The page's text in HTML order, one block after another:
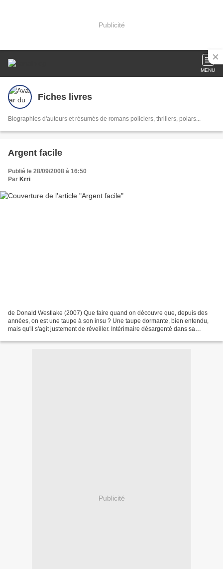
Publicité
MENU
Fiches livres
Biographies d'auteurs et résumés de romans policiers, thrillers, polars...
Argent facile
Publié le 28/09/2008 à 16:50
Par Krri
de Donald Westlake (2007) Que faire quand on découvre que, depuis des
années, on est une taupe à son insu ? Une taupe dormante, bien entendu,
mais qu'il s'agit justement de réveiller. Intérimaire désargenté dans sa
Publicité